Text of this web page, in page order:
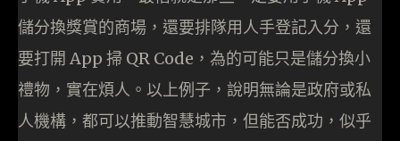
儲分換獎賞的商場，還要排隊用人手登記入分，還
要打開 App 掃 QR Code，為的可能只是儲分換小
禮物，實在煩人。以上例子，說明無論是政府或私
人機構，都可以推動智慧城市，但能否成功，似乎